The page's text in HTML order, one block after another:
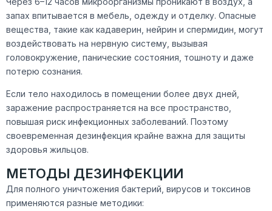
запах впитывается в мебель, одежду и отделку. Опасные
вещества, такие как кадаверин, нейрин и спермидин, могут
воздействовать на нервную систему, вызывая
головокружение, панические состояния, тошноту и даже
потерю сознания.
Если тело находилось в помещении более двух дней,
заражение распространяется на все пространство,
повышая риск инфекционных заболеваний. Поэтому
своевременная дезинфекция крайне важна для защиты
здоровья жильцов.
МЕТОДЫ ДЕЗИНФЕКЦИИ
Для полного уничтожения бактерий, вирусов и токсинов
применяются разные методики: